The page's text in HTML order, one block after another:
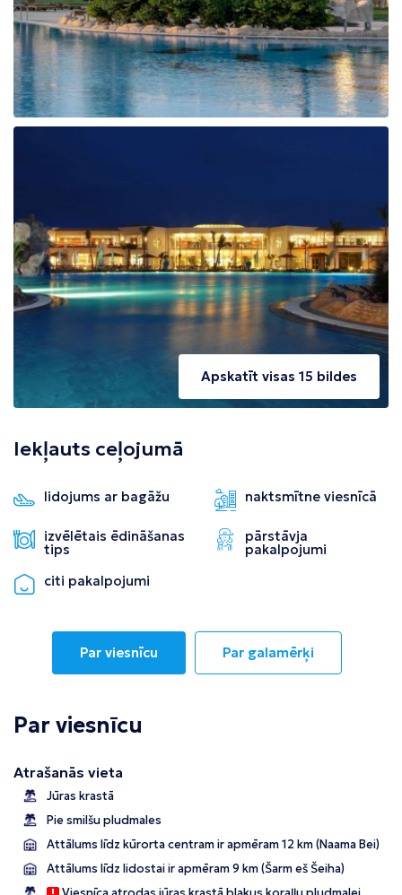
Apskatīt visas 15 bildes
Iekļauts ceļojumā
lidojums ar bagāžu naktsmītne viesnīcā
izvēlētais ēdināšanas
tips
pārstāvja
pakalpojumi
citi pakalpojumi
Par viesnīcu Par galamērķi
Par viesnīcu
Atrašanās vieta
Jūras krastā
Pie smilšu pludmales
Attālums līdz kūrorta centram ir apmēram 12 km (Naama Bei)
Attālums līdz lidostai ir apmēram 9 km (Šarm eš Šeiha)